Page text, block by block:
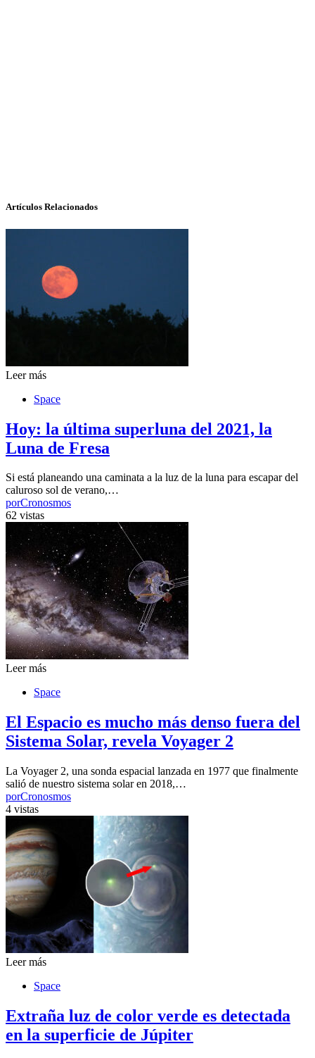
Artículos Relacionados
Leer más
Space
Hoy: la última superluna del 2021, la
Luna de Fresa
Si está planeando una caminata a la luz de la luna para escapar del
caluroso sol de verano,…
porCronosmos
62 vistas
Leer más
Space
El Espacio es mucho más denso fuera del
Sistema Solar, revela Voyager 2
La Voyager 2, una sonda espacial lanzada en 1977 que finalmente
salió de nuestro sistema solar en 2018,…
porCronosmos
4 vistas
Leer más
Space
Extraña luz de color verde es detectada
en la superficie de Júpiter